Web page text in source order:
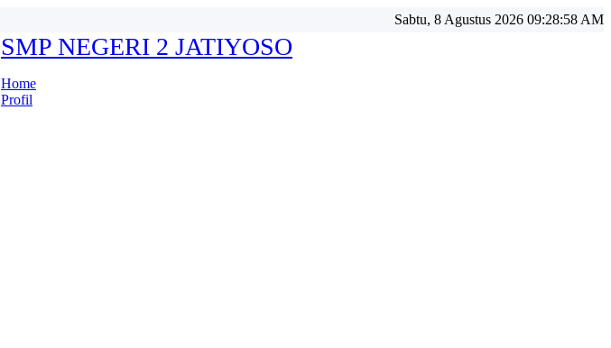
Sabtu, 8 Agustus 2026 09:29:00 AM
SMP NEGERI 2 JATIYOSO
Home
Profil